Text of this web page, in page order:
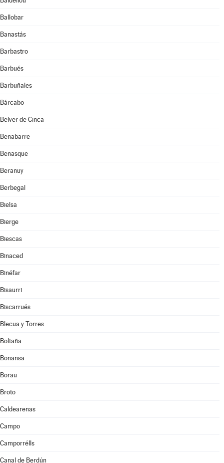
Ballobar
Banastás
Barbastro
Barbués
Barbuñales
Bárcabo
Belver de Cinca
Benabarre
Benasque
Beranuy
Berbegal
Bielsa
Bierge
Biescas
Binaced
Binéfar
Bisaurri
Biscarrués
Blecua y Torres
Boltaña
Bonansa
Borau
Broto
Caldearenas
Campo
Camporrélls
Canal de Berdún